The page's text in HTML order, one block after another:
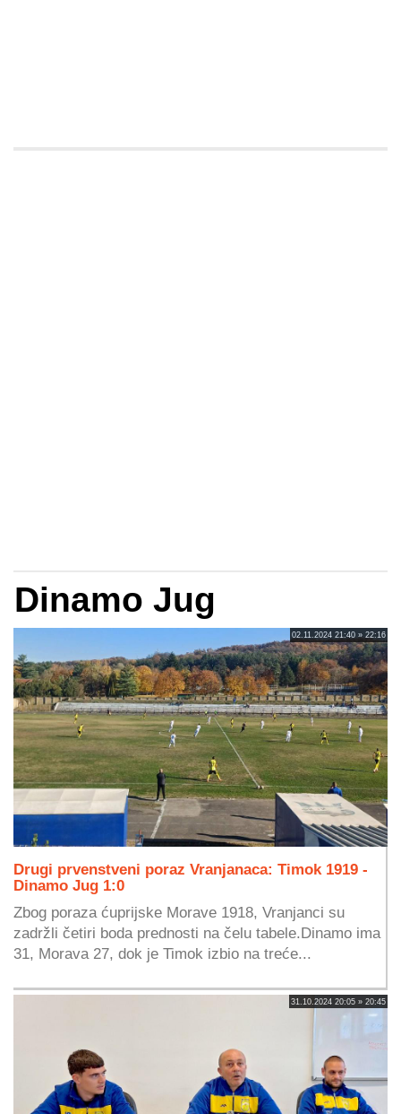
Dinamo Jug
02.11.2024 21:40 » 22:16
Drugi prvenstveni poraz Vranjanaca: Timok 1919 -
Dinamo Jug 1:0
Zbog poraza ćuprijske Morave 1918, Vranjanci su
zadržli četiri boda prednosti na čelu tabele.Dinamo ima
31, Morava 27, dok je Timok izbio na treće...
31.10.2024 20:05 » 20:45